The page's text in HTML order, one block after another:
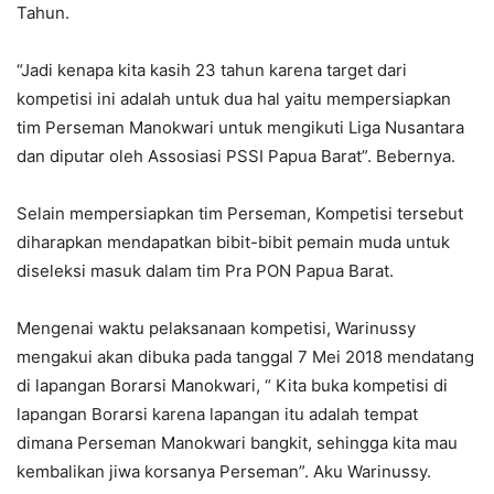
Tahun.
“Jadi kenapa kita kasih 23 tahun karena target dari
kompetisi ini adalah untuk dua hal yaitu mempersiapkan
tim Perseman Manokwari untuk mengikuti Liga Nusantara
dan diputar oleh Assosiasi PSSI Papua Barat”. Bebernya.
Selain mempersiapkan tim Perseman, Kompetisi tersebut
diharapkan mendapatkan bibit-bibit pemain muda untuk
diseleksi masuk dalam tim Pra PON Papua Barat.
Mengenai waktu pelaksanaan kompetisi, Warinussy
mengakui akan dibuka pada tanggal 7 Mei 2018 mendatang
di lapangan Borarsi Manokwari, “ Kita buka kompetisi di
lapangan Borarsi karena lapangan itu adalah tempat
dimana Perseman Manokwari bangkit, sehingga kita mau
kembalikan jiwa korsanya Perseman”. Aku Warinussy.